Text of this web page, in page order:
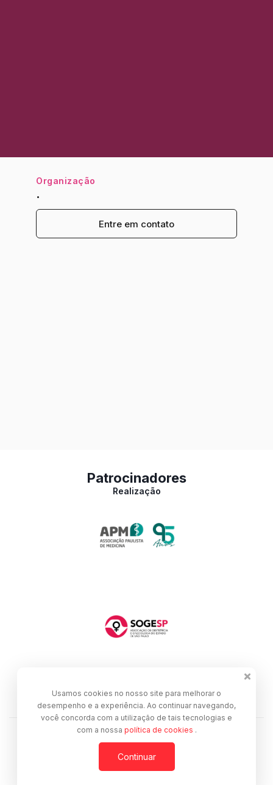
Organização
.
Entre em contato
Patrocinadores
Realização
Usamos cookies no nosso site para melhorar o
desempenho e a experiência. Ao continuar navegando,
você concorda com a utilização de tais tecnologias e
com a nossa política de cookies .
Continuar